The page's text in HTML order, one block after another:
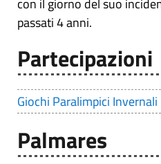
con il giorno del suo
passati 4 anni.
Partecipazioni
Giochi Paralimpici
Palmares